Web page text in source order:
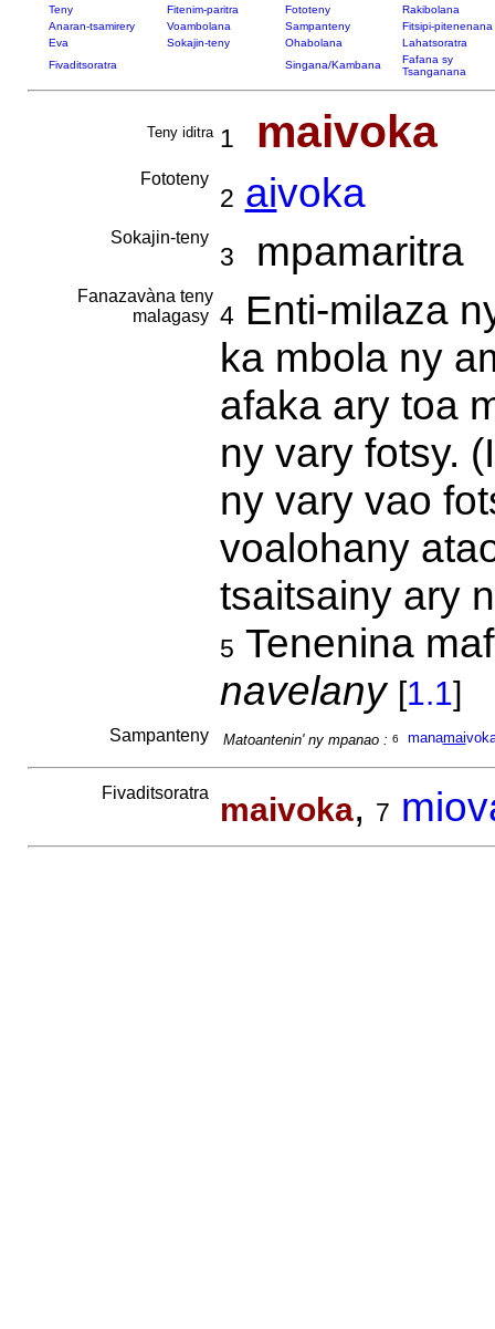
Teny Fitenim-paritra Fototeny
Rakibolana
Anaran-tsamirery
Voambolana Sampanteny
Fitsipi-pitenenana
Eva
Sokajin-teny Ohabolana
Lahatsoratra
Fivaditsoratra
Singana/Kambana
Fafana sy
Tsanganana
Teny iditra 1 maivoka
Fototeny
2 aivoka
Sokajin-teny
3 mpamaritra
Fanazavàna teny
malagasy 4Enti-milaza
ka mbola ny
afaka ary toa
ny vary fotsy.
ny vary vao
voalohany
tsaitsainy ary
5 Tenenina
navelany [1.1]
Sampanteny Matoantenin' ny mpanao : 6 manamai
Fivaditsoratra maivoka, 7